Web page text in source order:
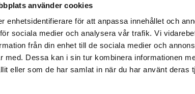
använder cookies
enhetsidentifierare för att anpassa innehållet och
sociala medier och analysera vår trafik. Vi
från din enhet till de sociala medier och
med. Dessa kan i sin tur kombinera informationen
eller som de har samlat in när du har använt deras